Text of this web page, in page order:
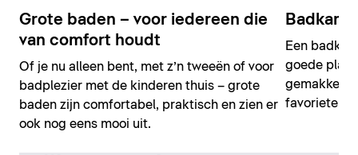
Grote baden – voor iedereen die
van comfort houdt
Of je nu alleen bent, met z’n tweeën of voor
badplezier met de kinderen thuis – grote
baden zijn comfortabel, praktisch en zien er
ook nog eens mooi uit.
Een
goede
favoriete